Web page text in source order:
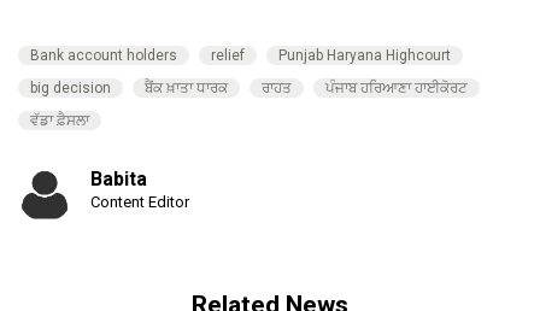
Bank account holders relief
Punjab Haryana Highcourt
big decision
ਬੈਂਕ ਖ਼ਾਤਾ ਧਾਰਕ ਰਾਹਤ
ਪੰਜਾਬ ਹਰਿਆਣਾ ਹਾਈਕੋਰਟ
ਵੱਡਾ ਫ਼ੈਸਲਾ
Babita
Content Editor
Related News